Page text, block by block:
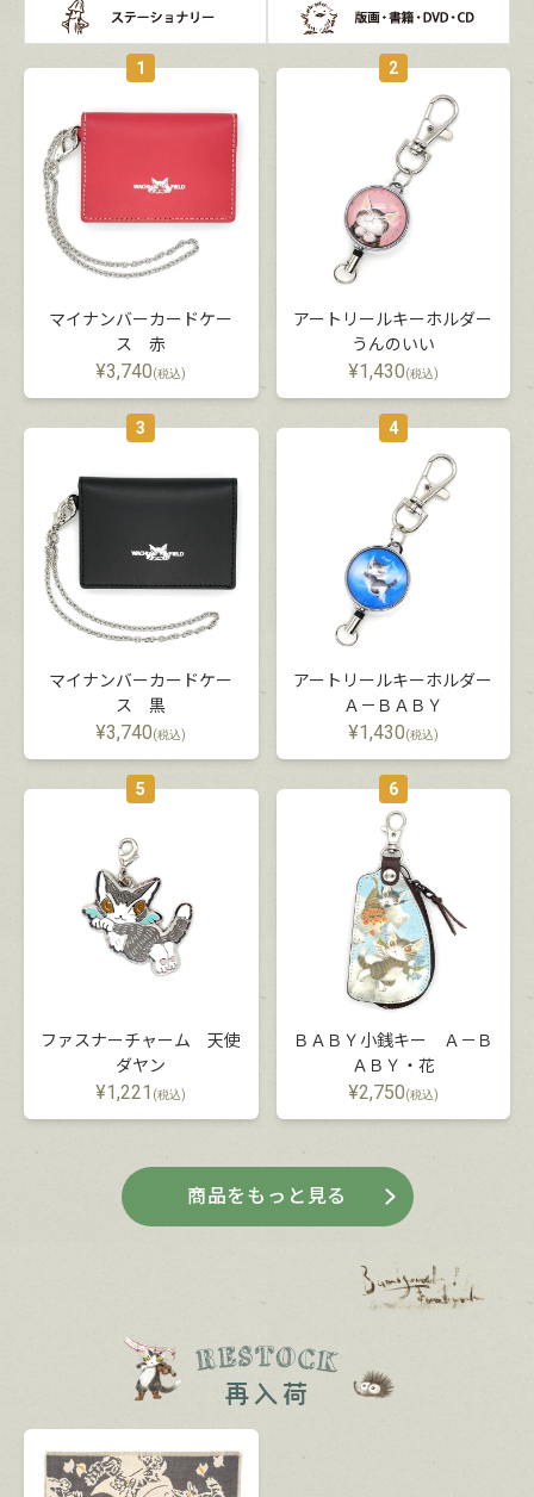
1
マイナンバーカードケー
ス 赤
¥3,740(税込)
2
アートリールキーホルダー
うんのいい
¥1,430(税込)
3
マイナンバーカードケー
ス 黒
¥3,740(税込)
4
アートリールキーホルダー
Ａ－ＢＡＢＹ
¥1,430(税込)
5
ファスナーチャーム 天使
ダヤン
¥1,221 (税込)
6
ＢＡＢＹ小銭キー Ａ－Ｂ
ＡＢＹ・花
¥2,750(税込)
商品をもっと見る